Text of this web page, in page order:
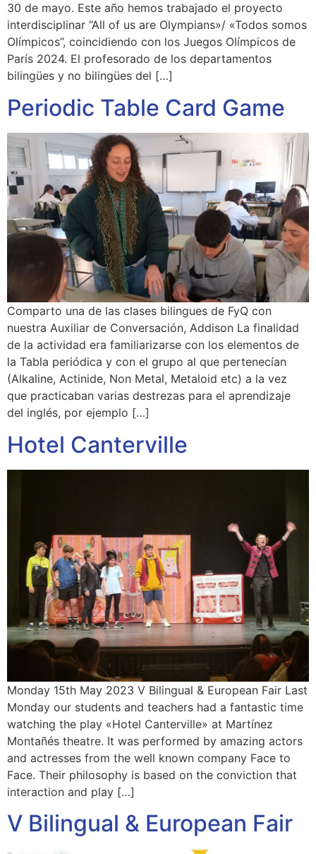
30 de mayo. Este año hemos trabajado el proyecto
interdisciplinar “All of us are Olympians»/ «Todos somos
Olímpicos”, coincidiendo con los Juegos Olímpicos de
París 2024. El profesorado de los departamentos
bilingües y no bilingües del […]
Periodic Table Card Game
Comparto una de las clases bilingues de FyQ con
nuestra Auxiliar de Conversación, Addison La finalidad
de la actividad era familiarizarse con los elementos de
la Tabla periódica y con el grupo al que pertenecían
(Alkaline, Actinide, Non Metal, Metaloid etc) a la vez
que practicaban varias destrezas para el aprendizaje
del inglés, por ejemplo […]
Hotel Canterville
Monday 15th May 2023 V Bilingual & European Fair Last
Monday our students and teachers had a fantastic time
watching the play «Hotel Canterville» at Martínez
Montañés theatre. It was performed by amazing actors
and actresses from the well known company Face to
Face. Their philosophy is based on the conviction that
interaction and play […]
V Bilingual & European Fair